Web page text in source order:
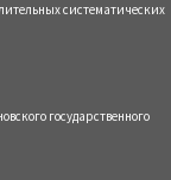
систематических
государственного